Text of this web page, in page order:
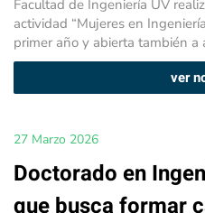
Facultad de Ingeniería UV
actividad “Mujeres en
primer año y abierta también a
ver
27 Marzo 2026
Doctorado en
que busca formar